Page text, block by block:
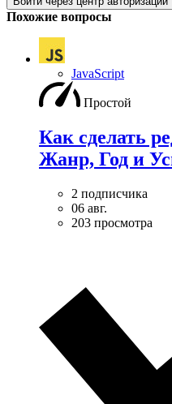
Похожие вопросы
JavaScript
Простой
Как сделать
Жанр, Год и
2 подписчика
06 авг.
203 просмотра